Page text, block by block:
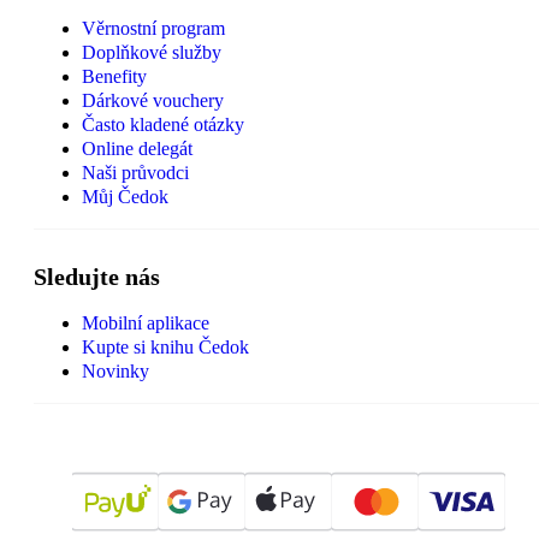
Věrnostní program
Doplňkové služby
Benefity
Dárkové vouchery
Často kladené otázky
Online delegát
Naši průvodci
Můj Čedok
Sledujte nás
Mobilní aplikace
Kupte si knihu Čedok
Novinky